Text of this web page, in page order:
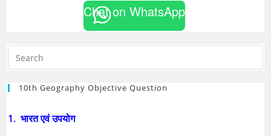
Chat on WhatsApp
10th Geography Objective Question
1. भारत एवं उपयोग